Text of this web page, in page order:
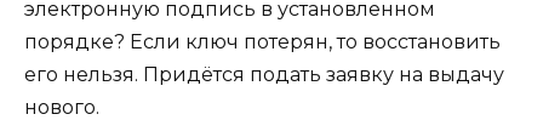
электронную подпись в установленном
порядке? Если ключ потерян, то восстановить
его нельзя. Придётся подать заявку на выдачу
нового.